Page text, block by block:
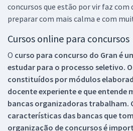
concursos que estão por vir faz com
preparar com mais calma e com
Cursos online para concursos
O curso para concurso do Gran é
estudar para o processo seletivo.
constituídos por módulos
docente experiente e que entende
bancas organizadoras trabalham.
características das bancas que
organização de concursos é